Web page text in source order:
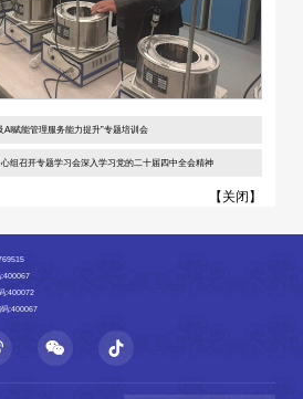
AI赋能管理服务能力提升”专题培训会
组召开专题学习会深入学习党的二十届四中全会精神
【关闭】
:400067
:400072
码:400067